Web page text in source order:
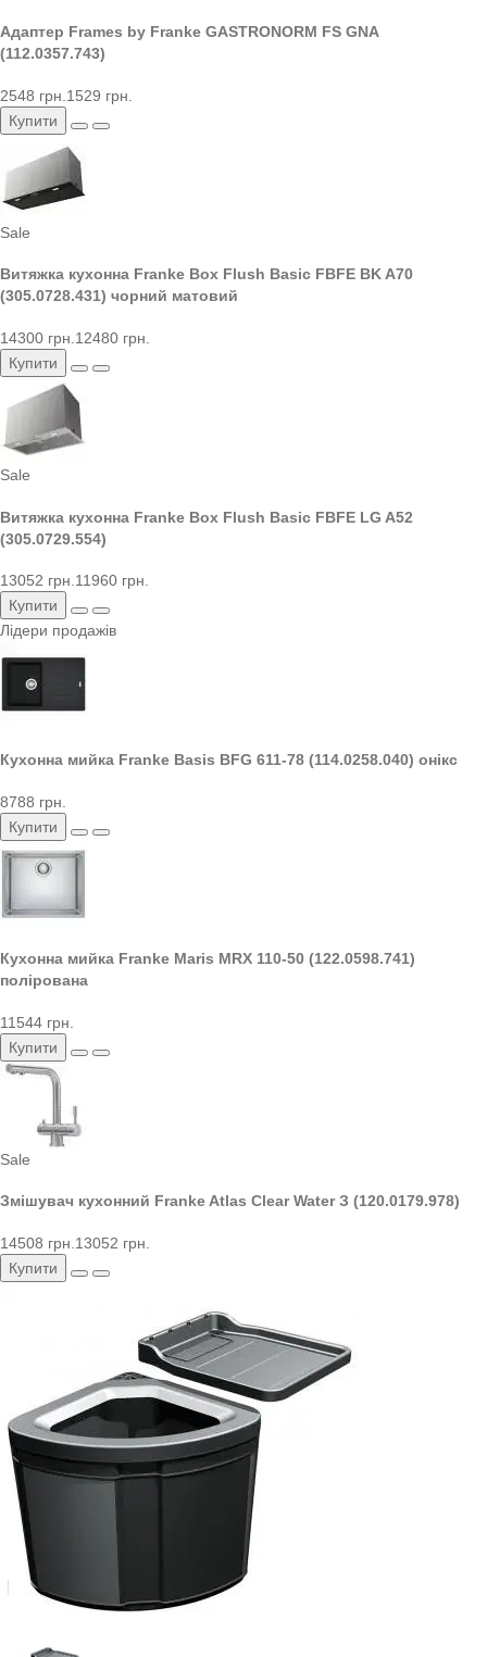
Адаптер Frames by Franke GASTRONORM FS GNA
(112.0357.743)
2548 грн. 1529 грн.
Купити
Sale
Витяжка кухонна Franke Box Flush Basic FBFE BK A70
(305.0728.431) чорний матовий
14300 грн. 12480 грн.
Купити
Sale
Витяжка кухонна Franke Box Flush Basic FBFE LG A52
(305.0729.554)
13052 грн.11960 грн.
Купити
Лідери продажів
Кухонна мийка Franke Basis BFG 611-78 (114.0258.040) онікс
8788 грн.
Купити
Кухонна мийка Franke Maris MRX 110-50 (122.0598.741)
полірована
11544 грн.
Купити
Sale
Змішувач кухонний Franke Atlas Clear Water З (120.0179.978)
14508 грн. 13052 грн.
Купити